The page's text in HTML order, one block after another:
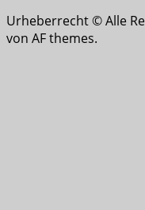
Urheberrecht © Alle
von AF themes.